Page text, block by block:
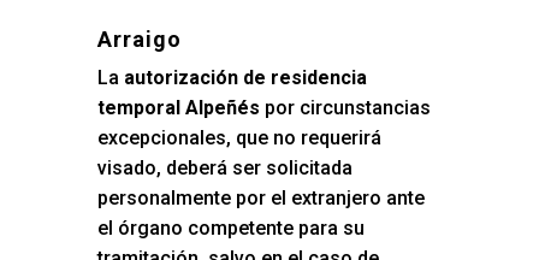
Arraigo
La autorización de residencia
temporal Alpeñés por circunstancias
excepcionales, que no requerirá
visado, deberá ser solicitada
personalmente por el extranjero ante
el órgano competente para su